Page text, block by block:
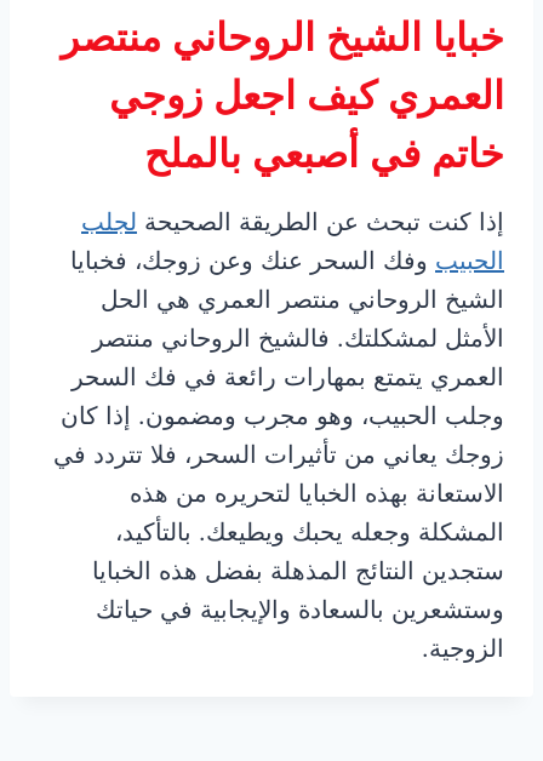
خبايا الشيخ الروحاني منتصر
العمري كيف اجعل زوجي
خاتم في أصبعي بالملح
إذا كنت تبحث عن الطريقة الصحيحة لجلب
الحبيب وفك السحر عنك وعن زوجك، فخبايا
الشيخ الروحاني منتصر العمري هي الحل
الأمثل لمشكلتك. فالشيخ الروحاني منتصر
العمري يتمتع بمهارات رائعة في فك السحر
وجلب الحبيب، وهو مجرب ومضمون. إذا كان
زوجك يعاني من تأثيرات السحر، فلا تتردد في
الاستعانة بهذه الخبايا لتحريره من هذه
المشكلة وجعله يحبك ويطيعك. بالتأكيد،
ستجدين النتائج المذهلة بفضل هذه الخبايا
وستشعرين بالسعادة والإيجابية في حياتك
الزوجية.